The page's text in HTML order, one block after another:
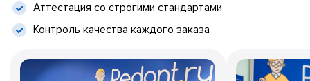
Аттестация со строгими стандартами
Контроль качества каждого заказа